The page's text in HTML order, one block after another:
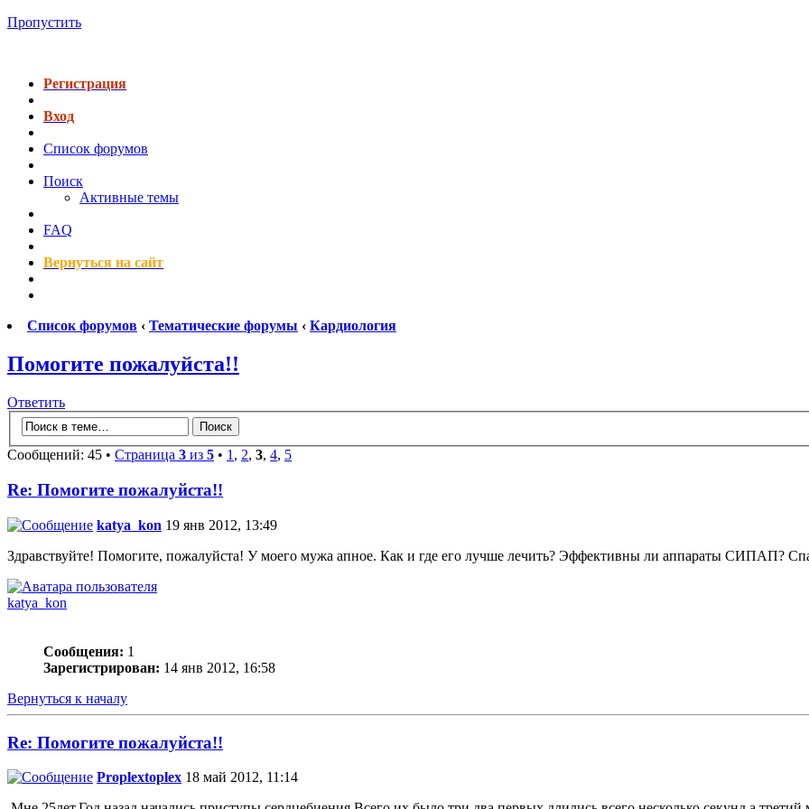
Пропустить
Регистрация
Вход
Список форумов
Поиск
Активные темы
FAQ
Вернуться на сайт
Список форумов ‹ Тематические форумы ‹ Кардиология
Помогите пожалуйста!!
Ответить
Сообщений: 45 • Страница 3 из 5 • 1, 2, 3, 4, 5
Re: Помогите пожалуйста!!
katya_kon 19 янв 2012, 13:49
Здравствуйте! Помогите, пожалуйста! У моего мужа апное. Как и где его лучше лечить? Эффективны ли аппараты СИПАП?
katya_kon
Сообщения: 1
Зарегистрирован: 14 янв 2012, 16:58
Вернуться к началу
Re: Помогите пожалуйста!!
Proplextoplex 18 май 2012, 11:14